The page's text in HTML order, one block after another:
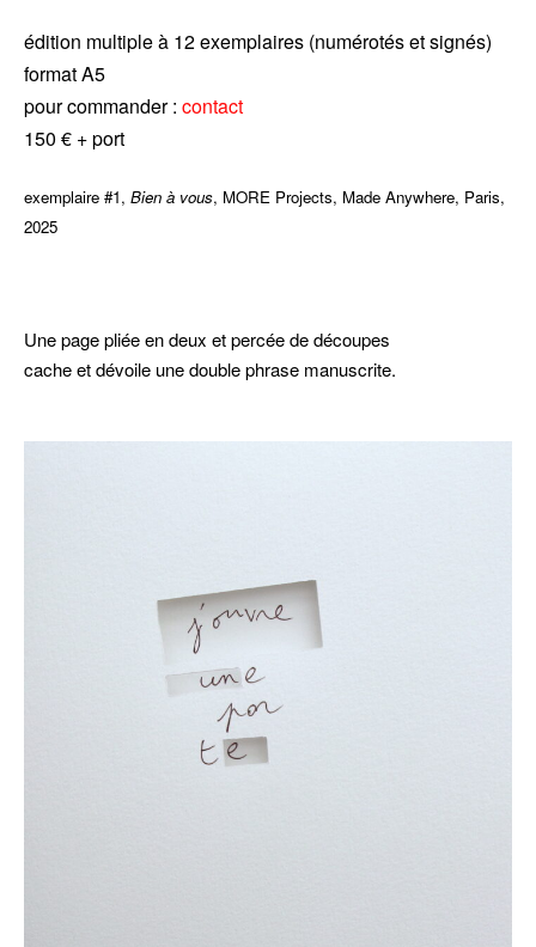
édition multiple à 12 exemplaires (numérotés et signés)
format A5
pour commander : contact
150 € + port
exemplaire #1, Bien à vous, MORE Projects, Made Anywhere, Paris,
2025
Une page pliée en deux et percée de découpes
cache et dévoile une double phrase manuscrite.